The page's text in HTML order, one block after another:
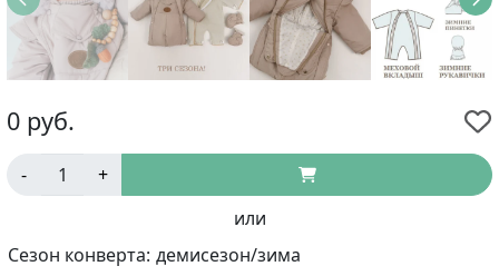
0 руб.
-
+
или
Сезон конверта: демисезон/зима